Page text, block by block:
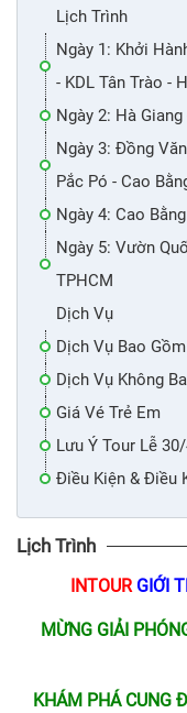
Lịch Trình
Ngày 1: Khởi
- KDL Tân Trào -
Ngày 2: Hà
Ngày 3: Đồng
Pắc Pó - Cao
Ngày 4: Cao
Ngày 5: Vườn
TPHCM
Dịch Vụ
Dịch Vụ Bao Gồm
Dịch Vụ Không
Giá Vé Trẻ Em
Lưu Ý Tour Lễ
Điều Kiện & Điều
Lịch Trình
INTOUR GIỚI
MỪNG GIẢI
KHÁM PHÁ CUNG